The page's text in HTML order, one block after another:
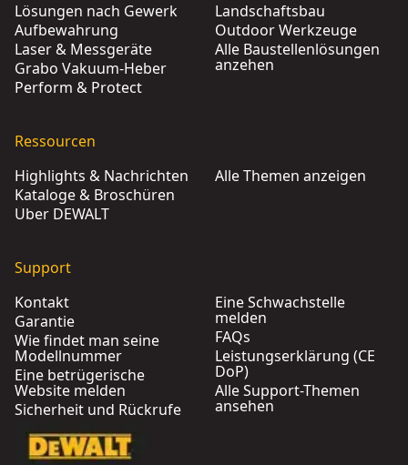
Lösungen nach Gewerk
Aufbewahrung
Laser & Messgeräte
Grabo Vakuum-Heber
Perform & Protect
Landschaftsbau
Outdoor Werkzeuge
Alle Baustellenlösungen
anzehen
Ressourcen
Highlights & Nachrichten
Kataloge & Broschüren
Über DEWALT
Alle Themen anzeigen
Support
Kontakt
Garantie
Wie findet man seine
Modellnummer
Eine betrügerische
Website melden
Sicherheit und Rückrufe
Eine Schwachstelle
melden
FAQs
Leistungserklärung (CE
DoP)
Alle Support-Themen
ansehen